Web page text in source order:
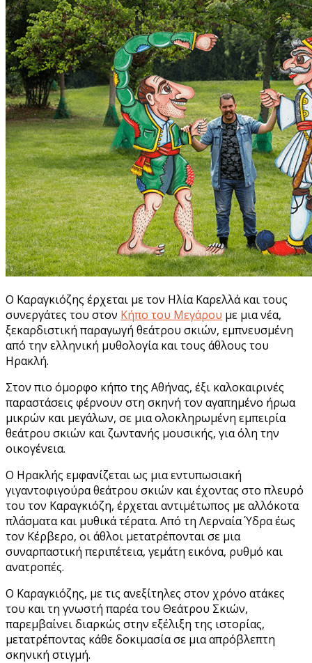
Ο Καραγκιόζης έρχεται με τον Ηλία Καρελλά και τους
συνεργάτες του στον Κήπο του Μεγάρου με μια νέα,
ξεκαρδιστική παραγωγή θεάτρου σκιών, εμπνευσμένη
από την ελληνική μυθολογία και τους άθλους του
Ηρακλή.
Στον πιο όμορφο κήπο της Αθήνας, έξι καλοκαιρινές
παραστάσεις φέρνουν στη σκηνή τον αγαπημένο ήρωα
μικρών και μεγάλων, σε μια ολοκληρωμένη εμπειρία
θεάτρου σκιών και ζωντανής μουσικής, για όλη την
οικογένεια.
Ο Ηρακλής εμφανίζεται ως μια εντυπωσιακή
γιγαντοφιγούρα θεάτρου σκιών και έχοντας στο πλευρό
του τον Καραγκιόζη, έρχεται αντιμέτωπος με αλλόκοτα
πλάσματα και μυθικά τέρατα. Από τη Λερναία Ύδρα έως
τον Κέρβερο, οι άθλοι μετατρέπονται σε μια
συναρπαστική περιπέτεια, γεμάτη εικόνα, ρυθμό και
ανατροπές.
Ο Καραγκιόζης, με τις ανεξίτηλες στον χρόνο ατάκες
του και τη γνωστή παρέα του Θεάτρου Σκιών,
παρεμβαίνει διαρκώς στην εξέλιξη της ιστορίας,
μετατρέποντας κάθε δοκιμασία σε μια απρόβλεπτη
σκηνική στιγμή.